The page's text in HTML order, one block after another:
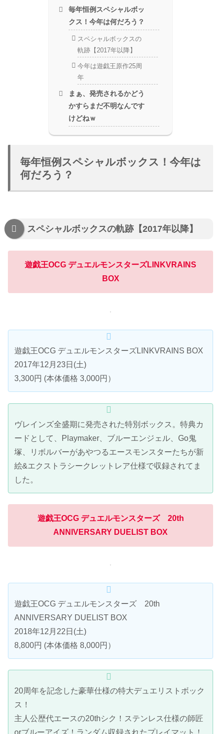
毎年恒例スペシャルボッ
クス！今年は何だろう？
スペシャルボックスの
軌跡【2017年以降】
今年は遊戯王原作25周
年
まぁ、発売されるかどう
かすらまだ不明なんです
けどねｗ
毎年恒例スペシャルボックス！今年は
何だろう？
スペシャルボックスの軌跡【2017年以降】
遊戯王OCG デュエルモンスターズLINKVRAINS
BOX
遊戯王OCG デュエルモンスターズLINKVRAINS BOX
2017年12月23日(土)
3,300円 (本体価格 3,000円）
ヴレインズ全盛期に発売された特別ボックス。特典カ
ードとして、Playmaker、ブルーエンジェル、Go鬼
塚、リボルバーがあやつるエースモンスターたちが新
絵&エクストラシークレットレア仕様で収録されてま
した。
遊戯王OCG デュエルモンスターズ 20th
ANNIVERSARY DUELIST BOX
遊戯王OCG デュエルモンスターズ 20th
ANNIVERSARY DUELIST BOX
2018年12月22日(土)
8,800円 (本体価格 8,000円）
20周年を記念した豪華仕様の特大デュエリストボック
ス！
主人公歴代エースの20thシク！ステンレス仕様の師匠